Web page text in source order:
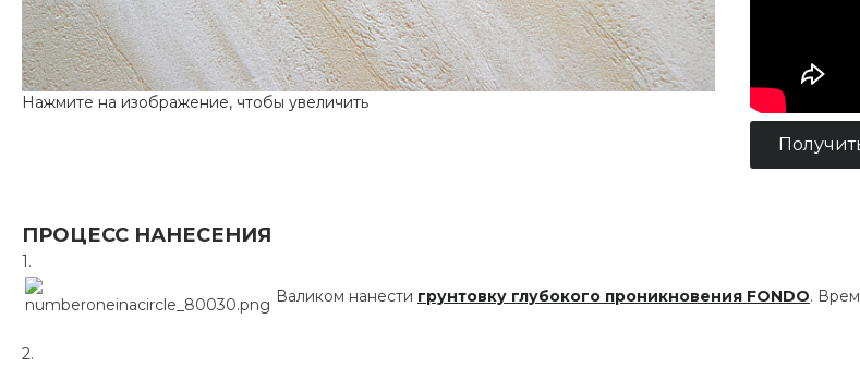
ПРОЦЕСС НАНЕСЕНИЯ
Валиком нанести грунтовку глубокого проникновения FONDO.